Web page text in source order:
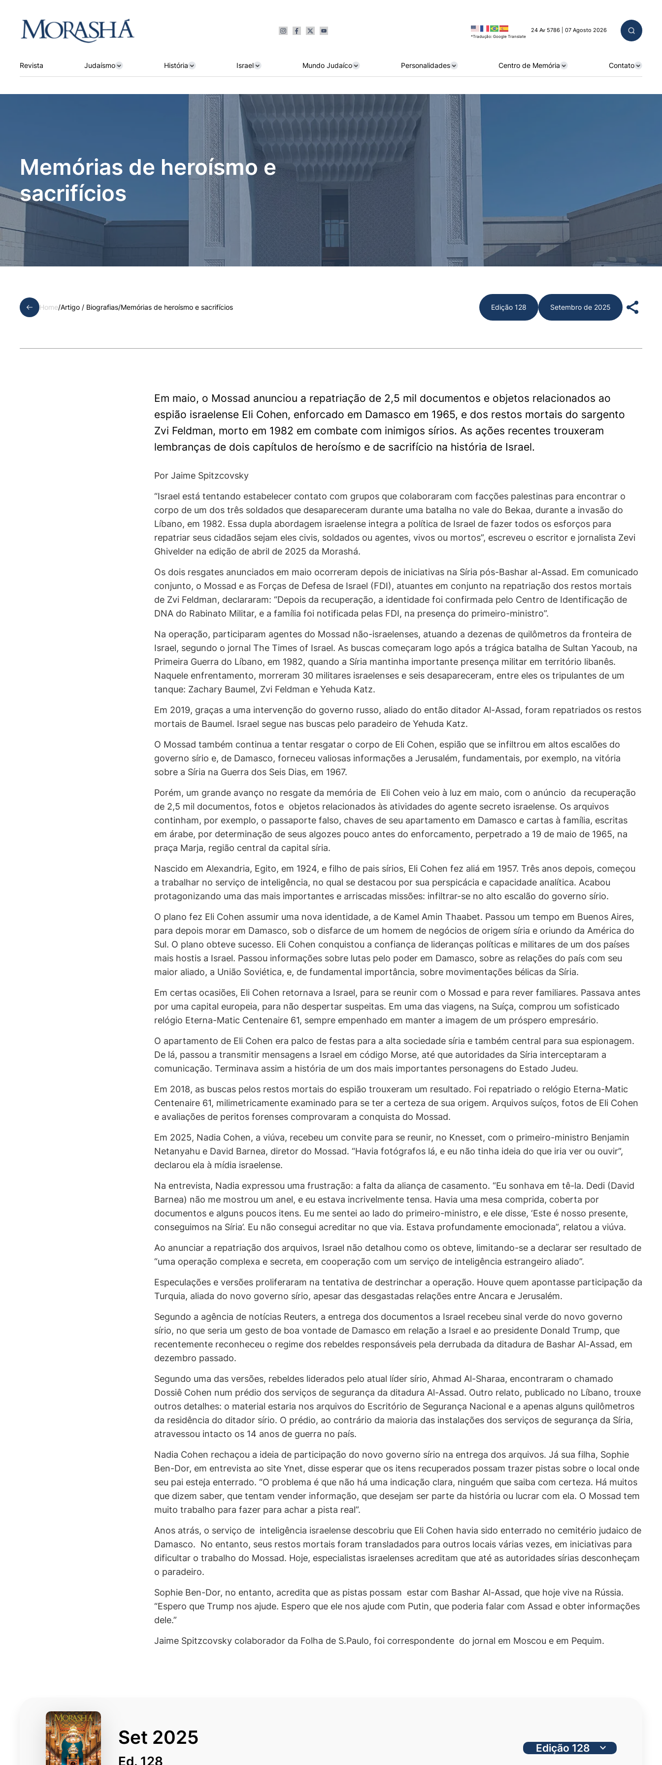
*Tradução: Google Translate
24 Av 5786 | 07 Agosto 2026
Revista Judaísmo História Israel Mundo Judaíco Personalidades Centro de Memória Contato
Memórias de heroísmo e
sacrifícios
Home/Artigo / Biografias/Memórias de heroísmo e sacrifícios Edição 128 Setembro de 2025
Em maio, o Mossad anunciou a repatriação de 2,5 mil documentos e objetos relacionados ao
espião israelense Eli Cohen, enforcado em Damasco em 1965, e dos restos mortais do sargento
Zvi Feldman, morto em 1982 em combate com inimigos sírios. As ações recentes trouxeram
lembranças de dois capítulos de heroísmo e de sacrifício na história de Israel.
Por Jaime Spitzcovsky
“Israel está tentando estabelecer contato com grupos que colaboraram com facções palestinas para encontrar o
corpo de um dos três soldados que desapareceram durante uma batalha no vale do Bekaa, durante a invasão do
Líbano, em 1982. Essa dupla abordagem israelense integra a política de Israel de fazer todos os esforços para
repatriar seus cidadãos sejam eles civis, soldados ou agentes, vivos ou mortos”, escreveu o escritor e jornalista Zevi
Ghivelder na edição de abril de 2025 da Morashá.
Os dois resgates anunciados em maio ocorreram depois de iniciativas na Síria pós-Bashar al-Assad. Em comunicado
conjunto, o Mossad e as Forças de Defesa de Israel (FDI), atuantes em conjunto na repatriação dos restos mortais
de Zvi Feldman, declararam: “Depois da recuperação, a identidade foi confirmada pelo Centro de Identificação de
DNA do Rabinato Militar, e a família foi notificada pelas FDI, na presença do primeiro-ministro”.
Na operação, participaram agentes do Mossad não-israelenses, atuando a dezenas de quilômetros da fronteira de
Israel, segundo o jornal The Times of Israel. As buscas começaram logo após a trágica batalha de Sultan Yacoub, na
Primeira Guerra do Líbano, em 1982, quando a Síria mantinha importante presença militar em território libanês.
Naquele enfrentamento, morreram 30 militares israelenses e seis desapareceram, entre eles os tripulantes de um
tanque: Zachary Baumel, Zvi Feldman e Yehuda Katz.
Em 2019, graças a uma intervenção do governo russo, aliado do então ditador Al-Assad, foram repatriados os restos
mortais de Baumel. Israel segue nas buscas pelo paradeiro de Yehuda Katz.
O Mossad também continua a tentar resgatar o corpo de Eli Cohen, espião que se infiltrou em altos escalões do
governo sírio e, de Damasco, forneceu valiosas informações a Jerusalém, fundamentais, por exemplo, na vitória
sobre a Síria na Guerra dos Seis Dias, em 1967.
Porém, um grande avanço no resgate da memória de Eli Cohen veio à luz em maio, com o anúncio da recuperação
de 2,5 mil documentos, fotos e objetos relacionados às atividades do agente secreto israelense. Os arquivos
continham, por exemplo, o passaporte falso, chaves de seu apartamento em Damasco e cartas à família, escritas
em árabe, por determinação de seus algozes pouco antes do enforcamento, perpetrado a 19 de maio de 1965, na
praça Marja, região central da capital síria.
Nascido em Alexandria, Egito, em 1924, e filho de pais sírios, Eli Cohen fez aliá em 1957. Três anos depois, começou
a trabalhar no serviço de inteligência, no qual se destacou por sua perspicácia e capacidade analítica. Acabou
protagonizando uma das mais importantes e arriscadas missões: infiltrar-se no alto escalão do governo sírio.
O plano fez Eli Cohen assumir uma nova identidade, a de Kamel Amin Thaabet. Passou um tempo em Buenos Aires,
para depois morar em Damasco, sob o disfarce de um homem de negócios de origem síria e oriundo da América do
Sul. O plano obteve sucesso. Eli Cohen conquistou a confiança de lideranças políticas e militares de um dos países
mais hostis a Israel. Passou informações sobre lutas pelo poder em Damasco, sobre as relações do país com seu
maior aliado, a União Soviética, e, de fundamental importância, sobre movimentações bélicas da Síria.
Em certas ocasiões, Eli Cohen retornava a Israel, para se reunir com o Mossad e para rever familiares. Passava antes
por uma capital europeia, para não despertar suspeitas. Em uma das viagens, na Suíça, comprou um sofisticado
relógio Eterna-Matic Centenaire 61, sempre empenhado em manter a imagem de um próspero empresário.
O apartamento de Eli Cohen era palco de festas para a alta sociedade síria e também central para sua espionagem.
De lá, passou a transmitir mensagens a Israel em código Morse, até que autoridades da Síria interceptaram a
comunicação. Terminava assim a história de um dos mais importantes personagens do Estado Judeu.
Em 2018, as buscas pelos restos mortais do espião trouxeram um resultado. Foi repatriado o relógio Eterna-Matic
Centenaire 61, milimetricamente examinado para se ter a certeza de sua origem. Arquivos suíços, fotos de Eli Cohen
e avaliações de peritos forenses comprovaram a conquista do Mossad.
Em 2025, Nadia Cohen, a viúva, recebeu um convite para se reunir, no Knesset, com o primeiro-ministro Benjamin
Netanyahu e David Barnea, diretor do Mossad. “Havia fotógrafos lá, e eu não tinha ideia do que iria ver ou ouvir”,
declarou ela à mídia israelense.
Na entrevista, Nadia expressou uma frustração: a falta da aliança de casamento. “Eu sonhava em tê-la. Dedi (David
Barnea) não me mostrou um anel, e eu estava incrivelmente tensa. Havia uma mesa comprida, coberta por
documentos e alguns poucos itens. Eu me sentei ao lado do primeiro-ministro, e ele disse, ‘Este é nosso presente,
conseguimos na Síria’. Eu não consegui acreditar no que via. Estava profundamente emocionada”, relatou a viúva.
Ao anunciar a repatriação dos arquivos, Israel não detalhou como os obteve, limitando-se a declarar ser resultado de
“uma operação complexa e secreta, em cooperação com um serviço de inteligência estrangeiro aliado”.
Especulações e versões proliferaram na tentativa de destrinchar a operação. Houve quem apontasse participação da
Turquia, aliada do novo governo sírio, apesar das desgastadas relações entre Ancara e Jerusalém.
Segundo a agência de notícias Reuters, a entrega dos documentos a Israel recebeu sinal verde do novo governo
sírio, no que seria um gesto de boa vontade de Damasco em relação a Israel e ao presidente Donald Trump, que
recentemente reconheceu o regime dos rebeldes responsáveis pela derrubada da ditadura de Bashar Al-Assad, em
dezembro passado.
Segundo uma das versões, rebeldes liderados pelo atual líder sírio, Ahmad Al-Sharaa, encontraram o chamado
Dossiê Cohen num prédio dos serviços de segurança da ditadura Al-Assad. Outro relato, publicado no Líbano, trouxe
outros detalhes: o material estaria nos arquivos do Escritório de Segurança Nacional e a apenas alguns quilômetros
da residência do ditador sírio. O prédio, ao contrário da maioria das instalações dos serviços de segurança da Síria,
atravessou intacto os 14 anos de guerra no país.
Nadia Cohen rechaçou a ideia de participação do novo governo sírio na entrega dos arquivos. Já sua filha, Sophie
Ben-Dor, em entrevista ao site Ynet, disse esperar que os itens recuperados possam trazer pistas sobre o local onde
seu pai esteja enterrado. “O problema é que não há uma indicação clara, ninguém que saiba com certeza. Há muitos
que dizem saber, que tentam vender informação, que desejam ser parte da história ou lucrar com ela. O Mossad tem
muito trabalho para fazer para achar a pista real”.
Anos atrás, o serviço de inteligência israelense descobriu que Eli Cohen havia sido enterrado no cemitério judaico de
Damasco. No entanto, seus restos mortais foram transladados para outros locais várias vezes, em iniciativas para
dificultar o trabalho do Mossad. Hoje, especialistas israelenses acreditam que até as autoridades sírias desconheçam
o paradeiro.
Sophie Ben-Dor, no entanto, acredita que as pistas possam estar com Bashar Al-Assad, que hoje vive na Rússia.
“Espero que Trump nos ajude. Espero que ele nos ajude com Putin, que poderia falar com Assad e obter informações
dele.”
Jaime Spitzcovsky colaborador da Folha de S.Paulo, foi correspondente do jornal em Moscou e em Pequim.
Set 2025
Ed. 128